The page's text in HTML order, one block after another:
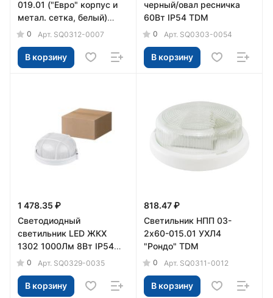
019.01 ("Евро" корпус и
метал. сетка, белый)
TDM
0 Арт. SQ0312-0007
В корзину
черный/овал ресничка
60Вт IP54 TDM
0 Арт. SQ0303-0054
В корзину
1 478.35 ₽
Светодиодный
светильник LED ЖКХ
1302 1000Лм 8Вт IP54
TDM
0 Арт. SQ0329-0035
В корзину
818.47 ₽
Светильник НПП 03-
2х60-015.01 УХЛ4
"Рондо" TDM
0 Арт. SQ0311-0012
В корзину